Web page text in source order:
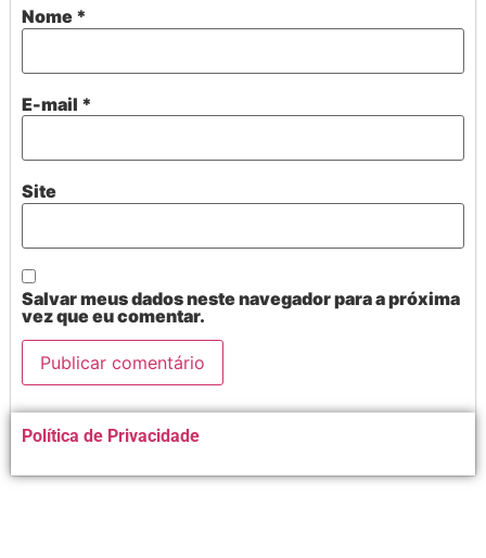
Nome *
E-mail *
Site
Salvar meus dados neste navegador para a próxima
vez que eu comentar.
Alternative:
Política de Privacidade